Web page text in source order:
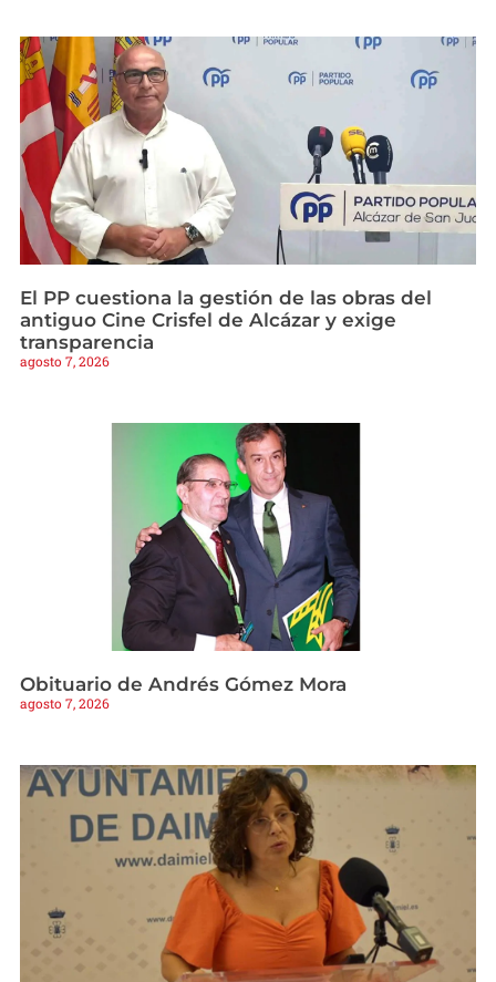
El PP cuestiona la gestión de las obras del
antiguo Cine Crisfel de Alcázar y exige
transparencia
agosto 7, 2026
Obituario de Andrés Gómez Mora
agosto 7, 2026